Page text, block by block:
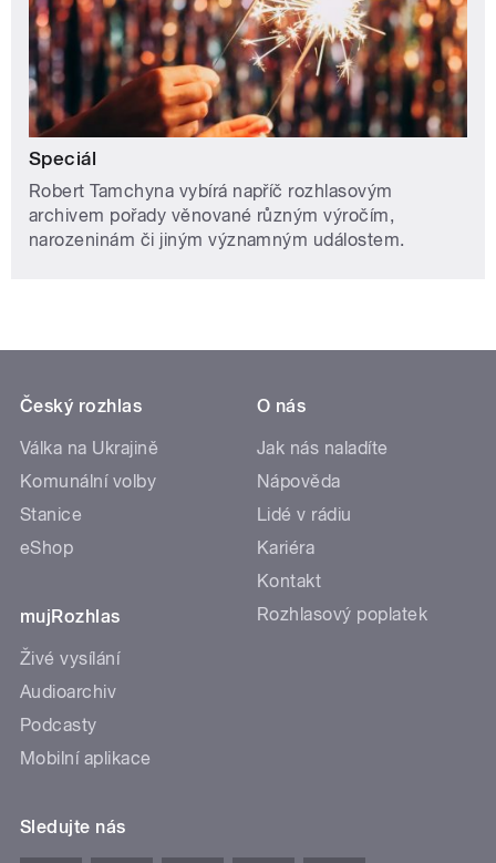
Speciál
Robert Tamchyna vybírá napříč rozhlasovým
archivem pořady věnované různým výročím,
narozeninám či jiným významným událostem.
Český rozhlas
Válka na Ukrajině
Komunální volby
Stanice
eShop
mujRozhlas
Živé vysílání
Audioarchiv
Podcasty
Mobilní aplikace
O nás
Jak nás naladíte
Nápověda
Lidé v rádiu
Kariéra
Kontakt
Rozhlasový poplatek
Sledujte nás